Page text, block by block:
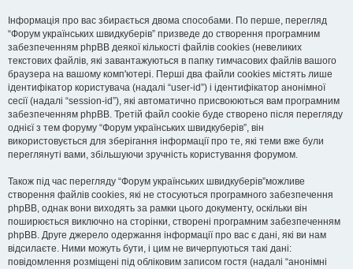
Інформація про вас збирається двома способами. По перше, перегляд
“Форум українських швидкуберів” призведе до створення програмним
забезпеченням phpBB деякої кількості файлів cookies (невеликих
текстових файлів, які завантажуються в папку тимчасових файлів вашого
браузера на вашому комп'ютері. Перші два файли cookies містять лише
ідентифікатор користувача (надалі “user-id”) і ідентифікатор анонімної
сесії (надалі “session-id”), які автоматично присвоюються вам програмним
забезпеченням phpBB. Третій файл cookie буде створено після перегляду
однієї з тем форуму “Форум українських швидкуберів”, він
використовується для зберігання інформації про те, які теми вже були
переглянуті вами, збільшуючи зручність користування форумом.
Також під час перегляду “Форум українських швидкуберів”можливе
створення файлів cookies, які не стосуються програмного забезпечення
phpBB, однак вони виходять за рамки цього документу, оскільки він
поширюється виключно на сторінки, створені програмним забезпеченням
phpBB. Друге джерело одержання інформації про вас є дані, які ви нам
відсилаєте. Ними можуть бути, і цим не вичерпуються такі дані:
повідомлення розміщені під обліковим записом гостя (надалі “анонімні